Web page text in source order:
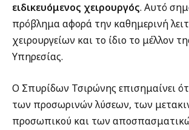
ειδικευόμενος χειρουργός. Αυτό
πρόβλημα αφορά την καθημερινή
χειρουργείων και το ίδιο το μέλλον
Υπηρεσίας.
Ο Σπυρίδων Τσιρώνης επισημαίνει
των προσωρινών λύσεων, των
προσωπικού και των